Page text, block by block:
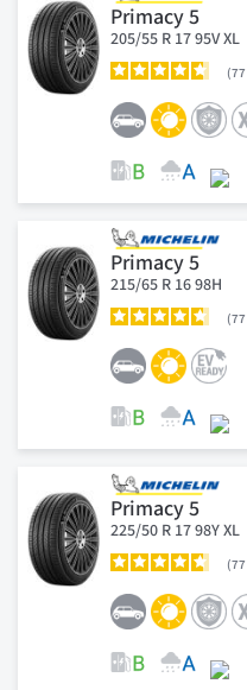
Primacy 5
205/55 R 17 95V XL
77
Primacy 5
215/65 R 16 98H
77
Primacy 5
225/50 R 17 98Y XL
77